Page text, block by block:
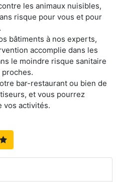
les animaux nuisibles,
risque pour vous et pour
bâtiments à nos experts,
accomplie dans les
le moindre risque sanitaire
bar-restaurant ou bien de
et vous pourrez
vos activités.